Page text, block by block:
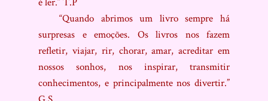
“Quando abrimos um livro sempre há
surpresas e emoções. Os livros nos fazem
refletir, viajar, rir, chorar, amar, acreditar em
nossos sonhos, nos inspirar, transmitir
conhecimentos, e principalmente nos divertir.”